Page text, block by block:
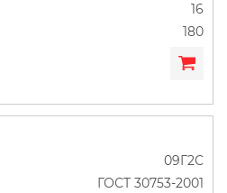
16
180
09Г2С
ГОСТ 30753-2001